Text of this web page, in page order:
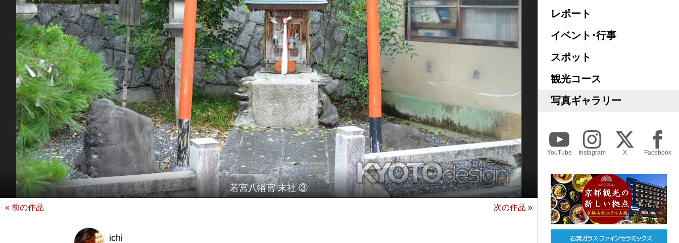
若宮八幡宮 末社 ③
« 前の作品 次の作品 »
ichi
レポート
イベント･行事
スポット
観光コース
写真ギャラリー
YouTube Instagram X Facebook